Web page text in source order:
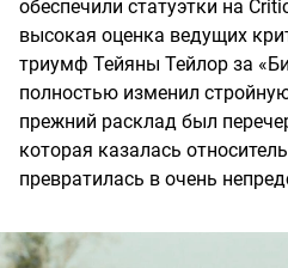
обеспечили статуэтки на
высокая оценка ведущих
триумф Тейяны Тейлор за
полностью изменил
прежний расклад был
которая казалась
превратилась в очень